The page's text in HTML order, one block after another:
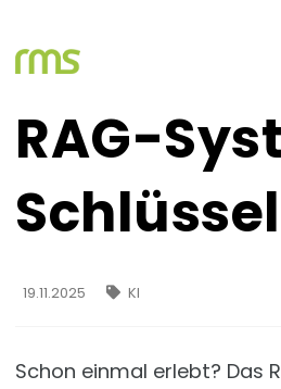
RAG-
19.11.2025 KI
Schon einmal erlebt? Das